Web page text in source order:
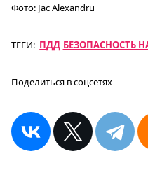
Фото: Jac Alexandru
ТЕГИ: ПДД БЕЗОПАСНОСТЬ
Поделиться в соцсетях